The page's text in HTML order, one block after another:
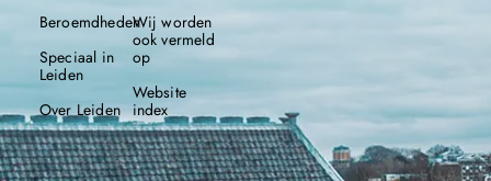
Beroemdheden
Speciaal in
Leiden
Over Leiden
Wij worden
ook vermeld
op
Website
index